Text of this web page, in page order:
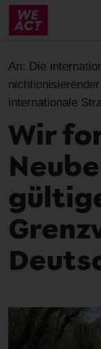
Skip
content
An: Die
internationale
Wir